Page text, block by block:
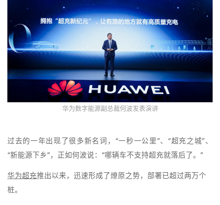
华为数字能源副总裁何波发表演讲
过去的一年出现了很多新名词，“一秒一公里”、“超充之城”、
“新能源下乡”，正如何波说：“哪辆车不支持超充就落后了。”
华为超充推出以来，迅速形成了燎原之势，部署已超过两万个
桩。